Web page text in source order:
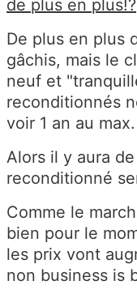
de plus en plus!?
De plus en plus
gâchis, mais le
neuf et
reconditionnés
voir 1 an au max.
Alors il y aura
reconditionné
Comme le
bien pour le
les prix vont
non business is